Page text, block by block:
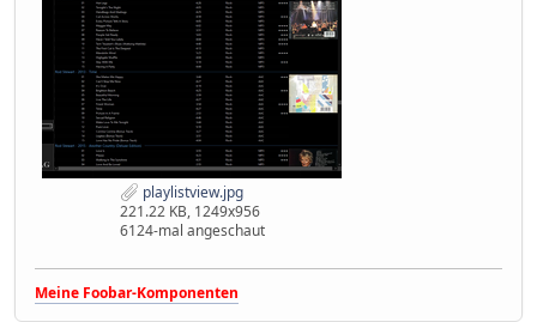
playlistview.jpg
221.22 KB, 1249x956
6124-mal angeschaut
Meine Foobar-Komponenten